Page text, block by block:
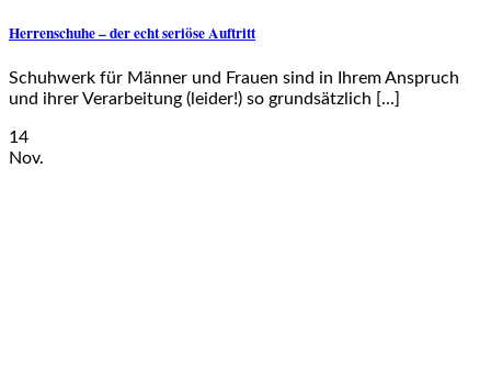
Herrenschuhe – der echt seriöse Auftritt
Schuhwerk für Männer und Frauen sind in Ihrem Anspruch
und ihrer Verarbeitung (leider!) so grundsätzlich [...]
14
Nov.